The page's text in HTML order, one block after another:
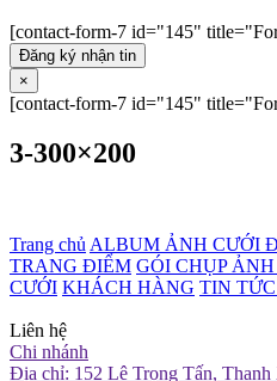
[contact-form-7 id="145"
Đăng ký nhận tin
×
[contact-form-7 id="145"
3-300×200
Trang chủ ALBUM ẢNH CƯỚI
TRANG ĐIỂM GÓI CHỤP
CƯỚI KHÁCH HÀNG TIN
Liên hệ
Chi nhánh
Địa chỉ: 152 Lê Trọng Tấn,